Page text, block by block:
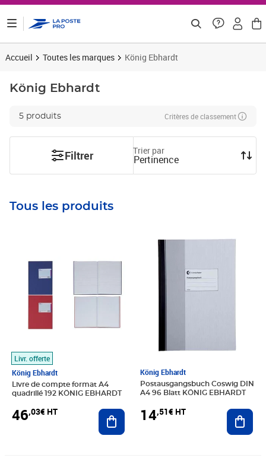
Accueil Toutes les marques König Ebhardt
König Ebhardt
5 produits Critères de classement
Filtrer Trier par
Pertinence
Tous les produits
Livr. offerte
König Ebhardt
Livre de compte format A4
quadrillé 192 KÖNIG EBHARDT
46,03€ HT Ajouter au panier
König Ebhardt
Postausgangsbuch Coswig DIN
A4 96 Blatt KÖNIG EBHARDT
14,51€ HT
Prix 14,51€ HT